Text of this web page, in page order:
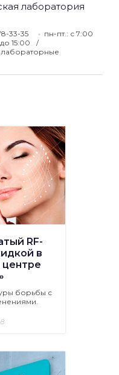
лаборатория
33-35
пн-пт.: с 7:00
15:00
лабораторные
RF-
в
борьбы с